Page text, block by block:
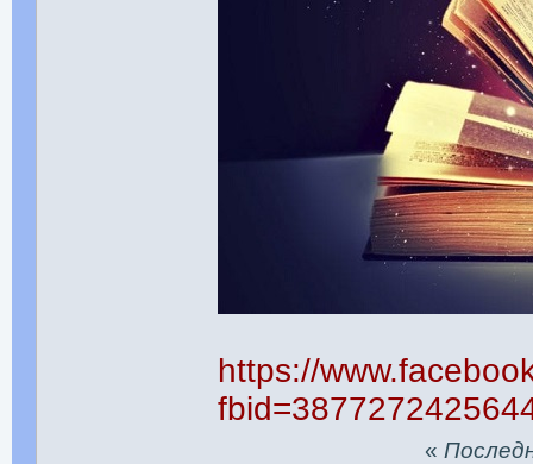
https://
«